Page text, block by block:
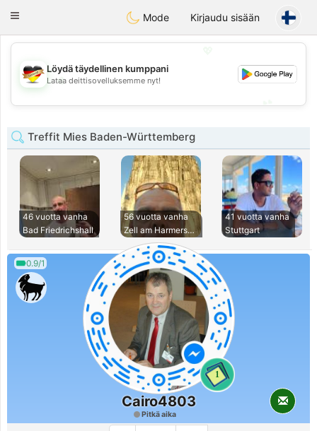
Deutsch Dating
Toggle
Mode Kirjaudu sisään
💖
💕
Löydä täydellinen kumppani
Lataa deittisovelluksemme nyt!
Treffit Mies Baden-Württemberg
46 vuotta vanha
Bad Friedrichshall
56 vuotta vanha
Zell am Harmersbac
41 vuotta vanha
Stuttgart
0.9/1
1
Cairo4803
Pitkä aika